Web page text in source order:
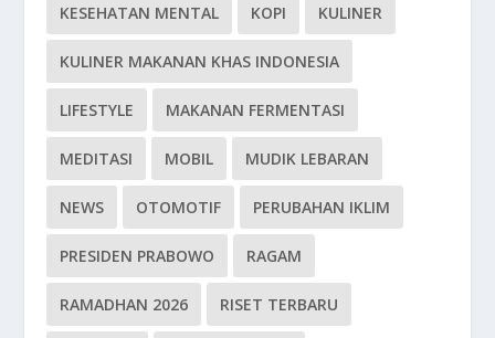
KESEHATAN MENTAL KOPI KULINER
KULINER MAKANAN KHAS INDONESIA
LIFESTYLE MAKANAN FERMENTASI
MEDITASI MOBIL MUDIK LEBARAN
NEWS OTOMOTIF PERUBAHAN IKLIM
PRESIDEN PRABOWO RAGAM
RAMADHAN 2026 RISET TERBARU